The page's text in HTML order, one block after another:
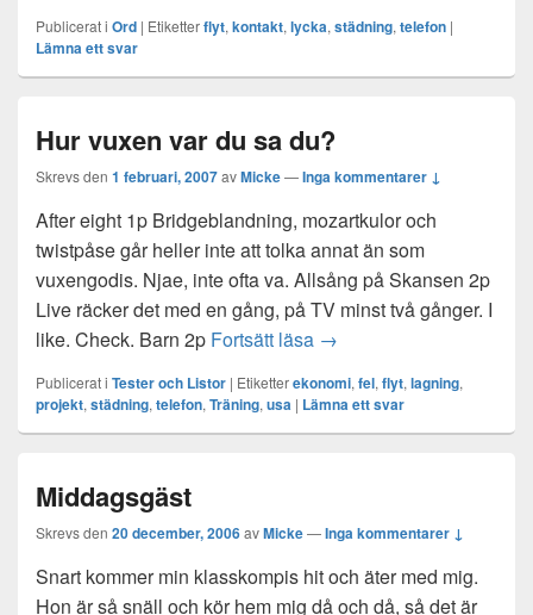
Publicerat i Ord | Etiketterflyt, kontakt, lycka, städning, telefon |
Lämna ett svar
Hur vuxen var du sa du?
Skrevs den 1 februari, 2007avMicke—Inga kommentarer ↓
After eight 1p Bridgeblandning, mozartkulor och
twistpåse går heller inte att tolka annat än som
vuxengodis. Njae, inte ofta va. Allsång på Skansen 2p
Live räcker det med en gång, på TV minst två gånger. I
like. Check. Barn 2p Fortsätt läsa Hur vuxen var du sa du?
→
Publicerat i Tester och Listor | Etiketterekonomi, fel, flyt, lagning,
projekt, städning, telefon, Träning, usa | Lämna ett svar
Middagsgäst
Skrevs den 20 december, 2006avMicke—Inga kommentarer ↓
Snart kommer min klasskompis hit och äter med mig.
Hon är så snäll och kör hem mig då och då, så det är